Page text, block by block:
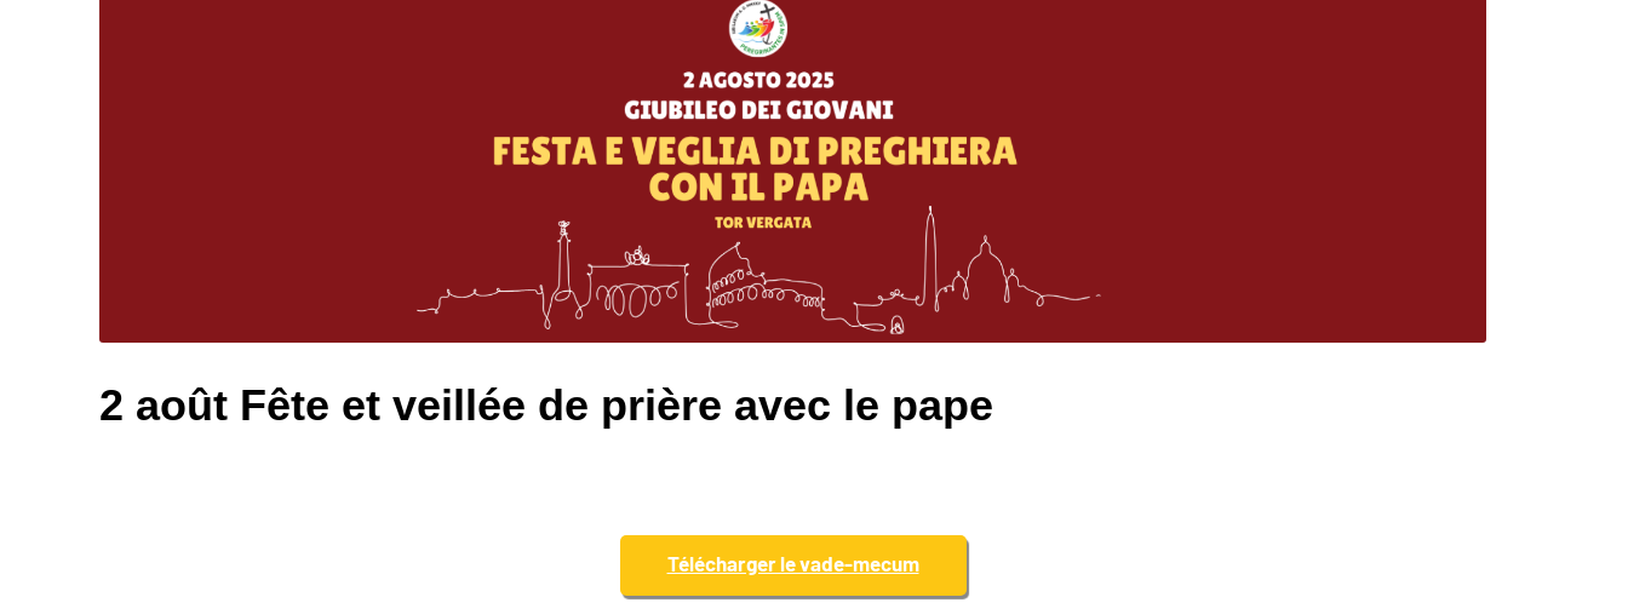
2 août Fête et veillée de prière avec le pape
Télécharger le vade-mecum